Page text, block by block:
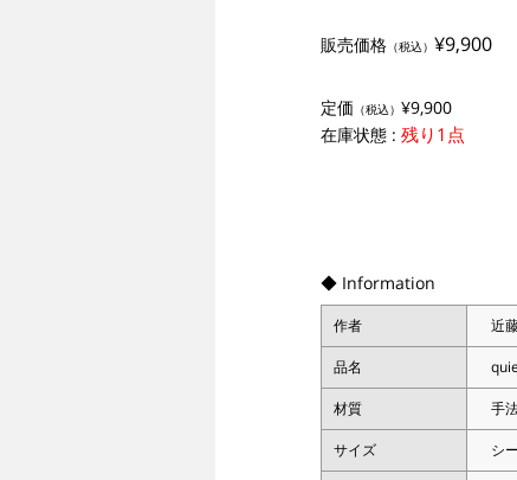
販売価格 （税込） ¥9,900
定価 （税込） ¥9,900
在庫状態 : 残り1点
◆ Information
作者 近
品名
材質 手
サイズ シ